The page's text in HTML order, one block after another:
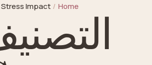
Home
/
Stress Impact